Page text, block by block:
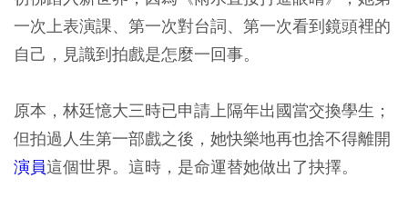
一次上表演課、第一次對台詞、第一次看到鏡頭裡的
自己，見識到拍戲是怎麼一回事。
原本，林廷憶大三時已申請上隔年出國當交換學生；
但拍過人生第一部戲之後，她快樂地再也捨不得離開
演員這個世界。這時，是命運替她做出了抉擇。